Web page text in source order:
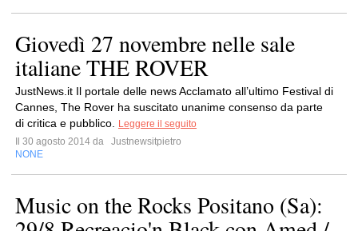
Giovedì 27 novembre nelle sale
italiane THE ROVER
JustNews.it Il portale delle news Acclamato all’ultimo Festival di
Cannes, The Rover ha suscitato unanime consenso da parte
di critica e pubblico.
Leggere il seguito
Il 30 agosto 2014 da
Justnewsitpietro
NONE
Music on the Rocks Positano (Sa):